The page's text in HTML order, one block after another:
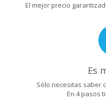
El mejor precio
Es
Sólo necesitas saber
En 4 pasos